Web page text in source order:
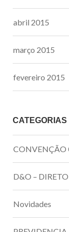
abril 2015
março 2015
fevereiro 2015
CATEGORIAS
CONVENÇÃO
D&O –
Novidades